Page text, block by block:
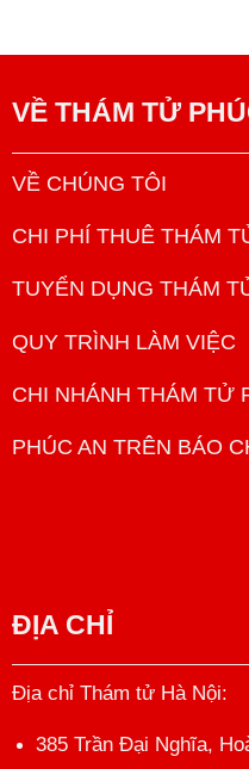
VỀ THÁM TỬ
VỀ CHÚNG TÔI
CHI PHÍ THUÊ THÁM
TUYỂN DỤNG THÁM
QUY TRÌNH LÀM VIỆC
CHI NHÁNH THÁM TỬ
PHÚC AN TRÊN BÁO
ĐỊA CHỈ
Địa chỉ Thám tử Hà Nội:
385 Trần Đại Nghĩa,